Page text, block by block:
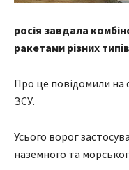
росія завдала
ракетами різних
Про це повідомили на
ЗСУ.
Усього ворог
наземного та